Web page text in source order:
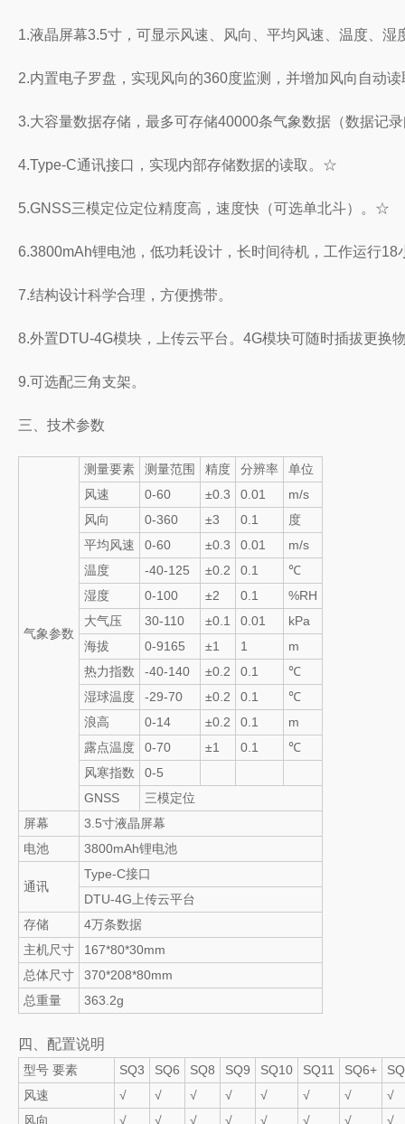
1.液晶屏幕3.5寸，可显示风速、风向、平均风速、温度、
2.内置电子罗盘，实现风向的360度监测，并增加风向自动
3.大容量数据存储，最多可存储40000条气象数据（数据记
4.Type-C通讯接口，实现内部存储数据的读取。☆
5.GNSS三模定位定位精度高，速度快（可选单北斗）。☆
6.3800mAh锂电池，低功耗设计，长时间待机，工作运行
7.结构设计科学合理，方便携带。
8.外置DTU-4G模块，上传云平台。4G模块可随时插拔更换
9.可选配三角支架。
三、技术参数
气象参数
测量要素 测量范围 精度 分辨率
单位
风速
0-60 ±0.3 0.01
m/s
风向
0-360 ±3 0.1
度
平均风速
0-60 ±0.3 0.01
m/s
温度
-40-125 ±0.2 0.1
℃
湿度
0-100 ±2 0.1
%RH
大气压
30-110 ±0.1 0.01
kPa
海拔
0-9165 ±1 1
m
热力指数
-40-140 ±0.2 0.1
℃
湿球温度
-29-70 ±0.2 0.1
℃
浪高
0-14 ±0.2 0.1
m
露点温度
0-70 ±1 0.1
℃
风寒指数
0-5
GNSS
三模定位
屏幕
3.5寸液晶屏幕
电池
3800mAh锂电池
通讯
Type-C接口
DTU-4G上传云平台
存储
4万条数据
主机尺寸
167*80*30mm
总体尺寸
370*208*80mm
总重量
363.2g
四、配置说明
型号 要素 SQ3 SQ6 SQ8 SQ9 SQ10 SQ11 SQ6+
风速
√ √ √ √ √ √ √
√
风向
√ √ √ √ √ √ √
√